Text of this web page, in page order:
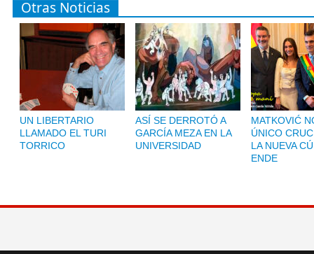
Otras Noticias
UN LIBERTARIO
LLAMADO EL TURI
TORRICO
ASÍ SE DERROTÓ A
GARCÍA MEZA EN LA
UNIVERSIDAD
MATKOVIĆ
ÚNICO
LA NUEVA
ENDE